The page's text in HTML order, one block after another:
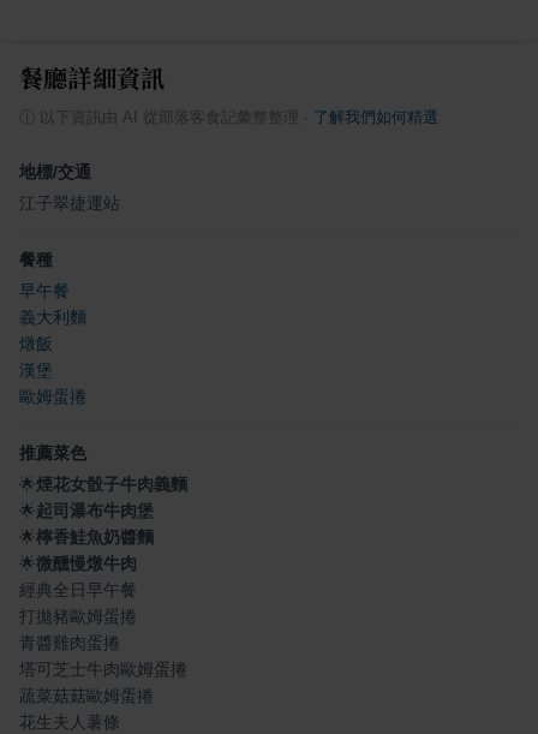
餐廳詳細資訊
以下資訊由 AI 從部落客食記彙整整理 了解我們如何精選
地標/交通
江子翠捷運站
餐種
早午餐
義大利麵
燉飯
漢堡
歐姆蛋捲
推薦菜色
🌟煙花女骰子牛肉義麵
🌟起司瀑布牛肉堡
🌟檸香鮭魚奶醬麵
🌟微醺慢燉牛肉
經典全日早午餐
打拋豬歐姆蛋捲
青醬雞肉蛋捲
塔可芝士牛肉歐姆蛋捲
蔬菜菇菇歐姆蛋捲
花生夫人薯條